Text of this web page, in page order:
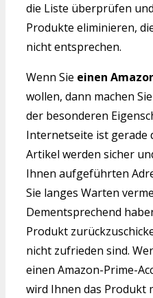
die Liste überprüfen
Produkte eliminieren,
nicht entsprechen.
Wenn Sie einen
wollen, dann machen
der besonderen
Internetseite ist gerade
Artikel werden sicher
Ihnen aufgeführten
Sie langes Warten
Dementsprechend
Produkt
nicht zufrieden sind.
einen Amazon-Prime-
wird Ihnen das Produkt